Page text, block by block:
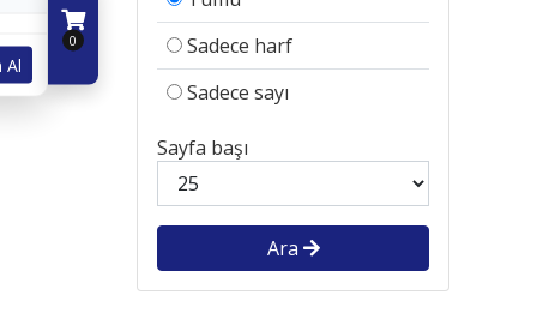
Sadece harf
Sadece sayı
Sayfa başı
Ara
0
Al